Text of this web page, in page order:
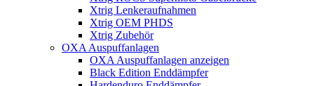
Xtrig Lenkeraufnahmen
Xtrig OEM PHDS
Xtrig Zubehör
OXA Auspuffanlagen
OXA Auspuffanlagen anzeigen
Black Edition Enddämpfer